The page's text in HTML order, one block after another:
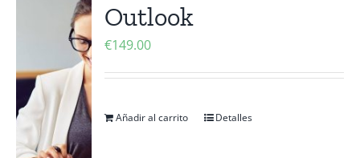
Outlook
€149.00
Añadir al carrito Detalles